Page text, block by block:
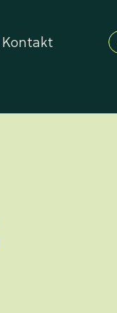
Kontakt